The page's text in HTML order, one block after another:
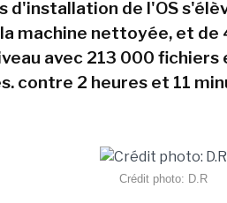
d'installation de l'OS
machine nettoyée, et de
avec 213 000
contre 2 heures et 11
Crédit photo: D.R